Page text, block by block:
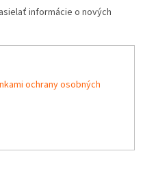
informácie o nových
ochrany osobných